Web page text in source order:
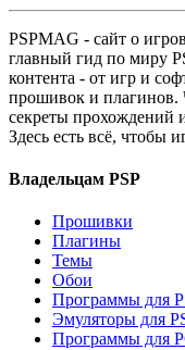
PSPMAG - cайт о
главный гид по миру
контента - от игр и
прошивок и плагинов.
секреты прохождений
Здесь есть всё, чтобы
Владельцам PSP
Прошивки
Плагины
Темы
Обои
Программы для
Эмуляторы для
Программы для